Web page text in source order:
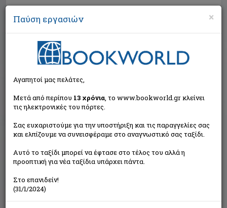
Αναζήτηση
Η τιμή μας:€15,30
Δεν υπάρχει δυνατότητα παραγγελίας
×
Παύση εργασιών
Αγαπητοί μας πελάτες,
Μετά από περίπου 13 χρόνια, το www.bookworld.gr κλείνει
τις ηλεκτρονικές του πόρτες.
Σας ευχαριστούμε για την υποστήριξη και τις παραγγελίες σας
και ελπίζουμε να συνεισφέραμε στο αναγνωστικό σας ταξίδι.
Αυτό το ταξίδι μπορεί να έφτασε στο τέλος του αλλά η
προοπτική για νέα ταξίδια υπάρχει πάντα.
Στο επανιδείν!
(31/1/2024)